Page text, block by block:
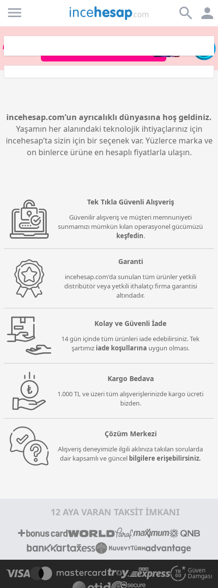
Incehesap
incehesap.com’un ayrıcalıklı dünyasına hoş geldiniz.
Yaşamın her alanındaki teknolojik ihtiyaçlarınız için
incehesap’ta sizin için bir seçenek var. Yüzlerce marka ve
on binlerce ürüne en hesaplı fiyatlarla ulaşın.
Tek Tıkla Güvenli Alışveriş
Güvenilir alışveriş ve müşteri memnuniyeti
sunmamızı mümkün kılan operasyonel gücümüzü
keşfedin.
Garanti
incehesap.com'da sunulan tüm ürünler yetkili
distribütör veya yetkili ithalatçı firma garantisi
altındadır.
Kolay ve Güvenli İade
14 gün içinde tüm ürünleri iade edebilirsiniz. Tek
şartımız iade koşullarına uygun olması.
Kargo Bedava
1.000 TL ve üzeri tüm alışverişlerinizde kargo ücreti
bizden.
Çözüm Merkezi
Alışveriş deneyimizle ilgili aklınıza takılan sorularda
dair kapsamlı ve güncel bilgilere erişebilirsiniz.
12 AYA VARAN TAKSİT İMKANI
Güven
Damgası